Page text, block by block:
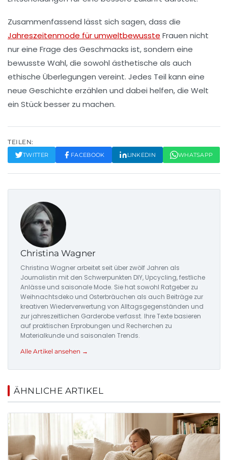
Zusammenfassend lässt sich sagen, dass die
Jahreszeitenmode für umweltbewusste Frauen nicht
nur eine Frage des Geschmacks ist, sondern eine
bewusste Wahl, die sowohl ästhetische als auch
ethische Überlegungen vereint. Jedes Teil kann eine
neue Geschichte erzählen und dabei helfen, die Welt
ein Stück besser zu machen.
TEILEN:
TWITTER FACEBOOK LINKEDIN WHATSAPP
Christina Wagner
Christina Wagner arbeitet seit über zwölf Jahren als
Journalistin mit den Schwerpunkten DIY, Upcycling, festliche
Anlässe und saisonale Mode. Sie hat sowohl Ratgeber zu
Weihnachtsdeko und Osterbräuchen als auch Beiträge zur
kreativen Wiederverwertung von Alltagsgegenständen und
zur jahreszeitlichen Garderobe verfasst. Ihre Texte basieren
auf praktischen Erprobungen und Recherchen zu
Materialkunde und saisonalen Trends.
Alle Artikel ansehen →
ÄHNLICHE ARTIKEL